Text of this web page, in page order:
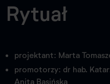
Rytuał
projektant: Marta
promotorzy: dr hab.
Anita Basińska